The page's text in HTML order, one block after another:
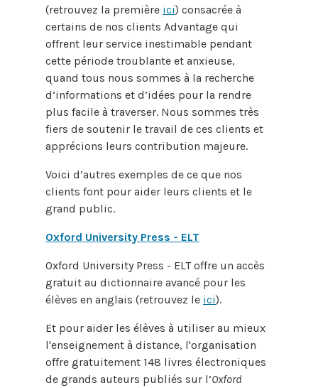
(retrouvez la première ici) consacrée à
certains de nos clients Advantage qui
offrent leur service inestimable pendant
cette période troublante et anxieuse,
quand tous nous sommes à la recherche
d’informations et d’idées pour la rendre
plus facile à traverser. Nous sommes très
fiers de soutenir le travail de ces clients et
apprécions leurs contribution majeure.
Voici d’autres exemples de ce que nos
clients font pour aider leurs clients et le
grand public.
Oxford University Press - ELT
Oxford University Press - ELT offre un accès
gratuit au dictionnaire avancé pour les
élèves en anglais (retrouvez le ici).
Et pour aider les élèves à utiliser au mieux
l'enseignement à distance, l'organisation
offre gratuitement 148 livres électroniques
de grands auteurs publiés sur l’Oxford